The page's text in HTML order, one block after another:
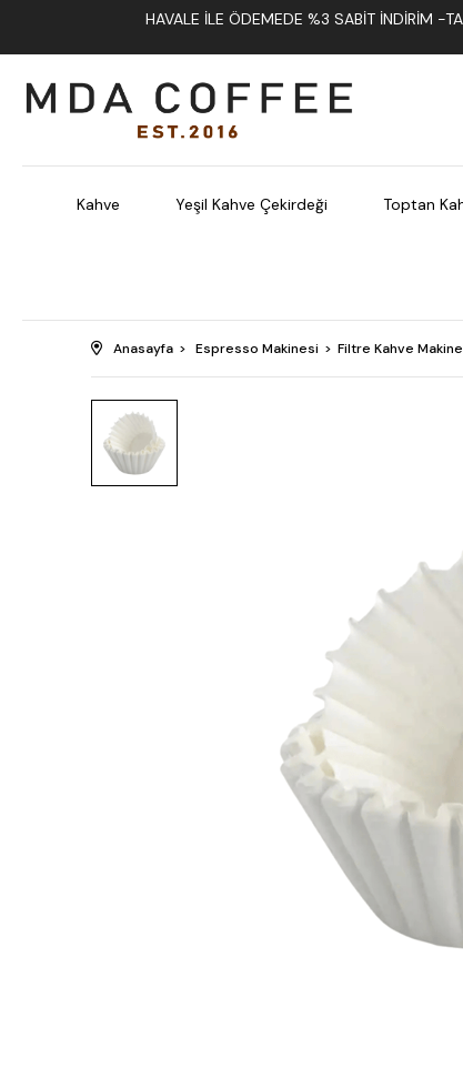
HAVALE İLE ÖDEMEDE %3 SABIT İNDIRIM -
Kahve Yeşil Kahve Çekirdeği Toptan
Anasayfa Espresso Makinesi Filtre Kahve